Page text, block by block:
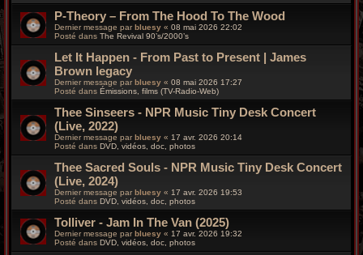
P-Theory – From The Hood To The Wood
Dernier message parbluesy « 08 mai 2026 22:02
Posté dans The Revival 90’s/2000’s
Let It Happen - From Past to Present | James
Brown legacy
Dernier message par bluesy « 08 mai 2026 17:27
Posté dans Émissions, films (TV-Radio-Web)
Thee Sinseers - NPR Music Tiny Desk Concert
(Live, 2022)
Dernier message par bluesy « 17 avr. 2026 20:14
Posté dans DVD, vidéos, doc, photos
Thee Sacred Souls - NPR Music Tiny Desk Concert
(Live, 2024)
Dernier message par bluesy « 17 avr. 2026 19:53
Posté dans DVD, vidéos, doc, photos
Tolliver - Jam In The Van (2025)
Dernier message parbluesy « 17 avr. 2026 19:32
Posté dans DVD, vidéos, doc, photos